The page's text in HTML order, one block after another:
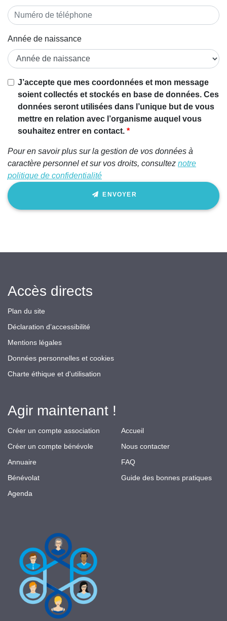
Année de naissance
J’accepte que mes coordonnées et mon message
soient collectés et stockés en base de données. Ces
données seront utilisées dans l’unique but de vous
mettre en relation avec l’organisme auquel vous
souhaitez entrer en contact.
Pour en savoir plus sur la gestion de vos données à
caractère personnel et sur vos droits, consultez notre
politique de confidentialité
ENVOYER
Accès directs
Plan du site
Déclaration d’accessibilité
Mentions légales
Données personnelles et cookies
Charte éthique et d'utilisation
Agir maintenant !
Créer un compte association
Créer un compte bénévole
Annuaire
Bénévolat
Agenda
Accueil
Nous contacter
FAQ
Guide des bonnes pratiques